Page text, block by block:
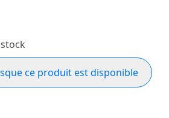
ce produit est disponible